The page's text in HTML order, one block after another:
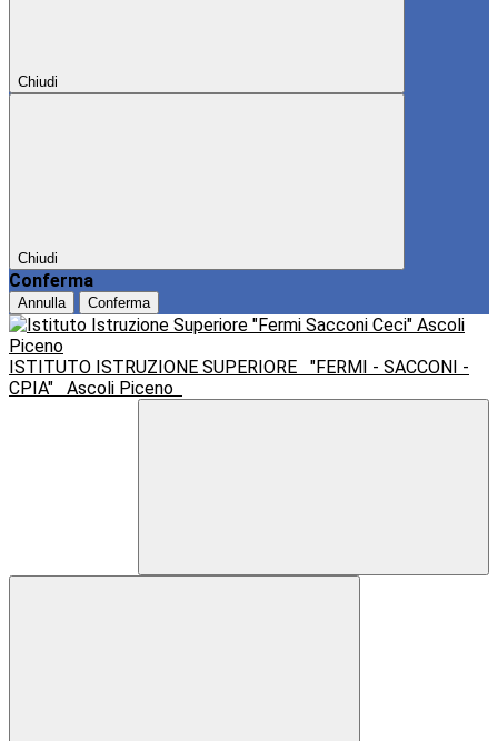
Chiudi
Chiudi
Conferma
Annulla Conferma
ISTITUTO ISTRUZIONE SUPERIORE
"FERMI - SACCONI -
CPIA"
Ascoli Piceno